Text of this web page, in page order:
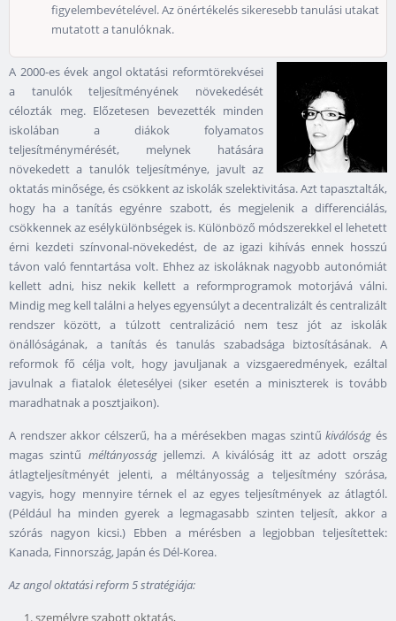
figyelembevételével. Az önértékelés sikeresebb tanulási utakat
mutatott a tanulóknak.
A 2000-es évek angol oktatási reformtörekvései
a tanulók teljesítményének növekedését
célozták meg. Előzetesen bevezették minden
iskolában a diákok folyamatos
teljesítménymérését, melynek hatására
növekedett a tanulók teljesítménye, javult az
oktatás minősége, és csökkent az iskolák szelektivitása. Azt tapasztalták,
hogy ha a tanítás egyénre szabott, és megjelenik a differenciálás,
csökkennek az esélykülönbségek is. Különböző módszerekkel el lehetett
érni kezdeti színvonal-növekedést, de az igazi kihívás ennek hosszú
távon való fenntartása volt. Ehhez az iskoláknak nagyobb autonómiát
kellett adni, hisz nekik kellett a reformprogramok motorjává válni.
Mindig meg kell találni a helyes egyensúlyt a decentralizált és centralizált
rendszer között, a túlzott centralizáció nem tesz jót az iskolák
önállóságának, a tanítás és tanulás szabadsága biztosításának. A
reformok fő célja volt, hogy javuljanak a vizsgaeredmények, ezáltal
javulnak a fiatalok életesélyei (siker esetén a miniszterek is tovább
maradhatnak a posztjaikon).
A rendszer akkor célszerű, ha a mérésekben magas szintűkiválóság és
magas szintű méltányosságjellemzi. A kiválóság itt az adott ország
átlagteljesítményét jelenti, a méltányosság a teljesítmény szórása,
vagyis, hogy mennyire térnek el az egyes teljesítmények az átlagtól.
(Például ha minden gyerek a legmagasabb szinten teljesít, akkor a
szórás nagyon kicsi.) Ebben a mérésben a legjobban teljesítettek:
Kanada, Finnország, Japán és Dél-Korea.
Az angol oktatási reform 5 stratégiája: